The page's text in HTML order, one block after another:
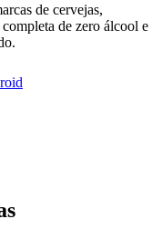
de cervejas,
de zero álcool e